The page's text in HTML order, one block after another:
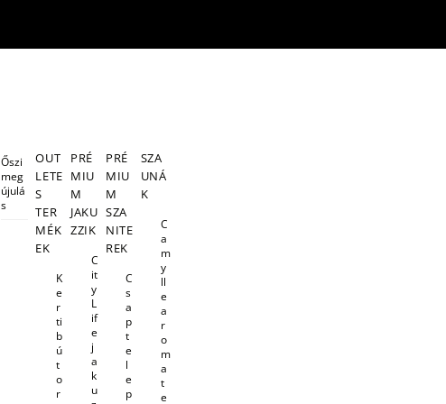
Őszi
meg
újulá
s
OUT
LETE
S
TER
MÉK
EK
K
e
r
ti
b
ú
t
o
r
PRÉ
MIU
M
JAKU
ZZIK
C
it
y
L
if
e
j
a
k
u
PRÉ
MIU
M
SZA
NITE
REK
C
s
a
p
t
e
l
e
p
SZA
UNÁ
K
C
a
m
y
ll
e
a
r
o
m
a
t
e